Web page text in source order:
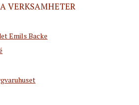
VERKSAMHETER
Emils Backe